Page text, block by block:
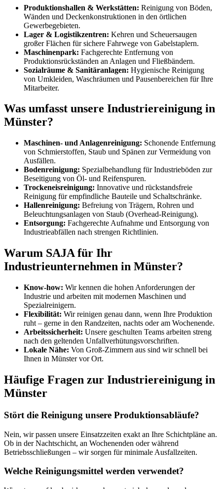
Produktionshallen & Werkstätten: Reinigung von Böden,
Wänden und Deckenkonstruktionen in den örtlichen
Gewerbegebieten.
Lager & Logistikzentren: Kehren und Scheuersaugen
großer Flächen für sichere Fahrwege von Gabelstaplern.
Maschinenpark: Fachgerechte Entfernung von
Produktionsrückständen an Anlagen und Fließbändern.
Sozialräume & Sanitäranlagen: Hygienische Reinigung
von Umkleiden, Waschräumen und Pausenbereichen für Ihre
Mitarbeiter.
Was umfasst unsere Industriereinigung in
Münster?
Maschinen- und Anlagenreinigung: Schonende Entfernung
von Schmierstoffen, Staub und Spänen zur Vermeidung von
Ausfällen.
Bodenreinigung: Spezialbehandlung für Industrieböden zur
Beseitigung von Öl- und Reifenspuren.
Trockeneisreinigung: Innovative und rückstandsfreie
Reinigung für empfindliche Bauteile und Schaltschränke.
Hallenreinigung: Befreiung von Trägern, Rohren und
Beleuchtungsanlagen von Staub (Overhead-Reinigung).
Entsorgung: Fachgerechte Aufnahme und Entsorgung von
Industrieabfällen nach strengen Richtlinien.
Warum SAJA für Ihr
Industrieunternehmen in Münster?
Know-how: Wir kennen die hohen Anforderungen der
Industrie und arbeiten mit modernen Maschinen und
Spezialreinigern.
Flexibilität: Wir reinigen genau dann, wenn Ihre Produktion
ruht – gerne in den Randzeiten, nachts oder am Wochenende.
Arbeitssicherheit: Unsere geschulten Teams arbeiten streng
nach den geltenden Unfallverhütungsvorschriften.
Lokale Nähe: Von Groß-Zimmern aus sind wir schnell bei
Ihnen in Münster vor Ort.
Häufige Fragen zur Industriereinigung in
Münster
Stört die Reinigung unsere Produktionsabläufe?
Nein, wir passen unsere Einsatzzeiten exakt an Ihre Schichtpläne an.
Ob in der Nachtschicht, an Wochenenden oder während
Betriebsschließungen – wir sorgen für minimale Ausfallzeiten.
Welche Reinigungsmittel werden verwendet?